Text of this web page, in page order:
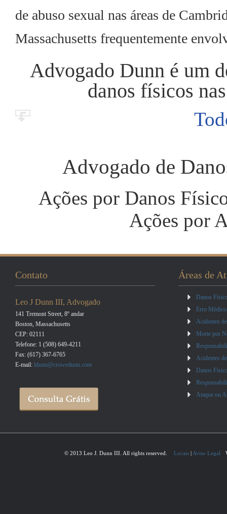
de abuso sexual nas áreas de
Massachusetts frequentemente
Advogado Dunn é um
danos físicos
Advogado de
Ações por Danos
Ações por
Contato
Leo J Dunn III, Advogado
141 Tremont Street, 8º andar
Boston, Massachusetts
CEP: 02111
Telefone: 1 (508) 649-4211
Fax: (617) 367-6765
E-mail: ldunn@crowedunn.com
Áreas de
Danos
Erro Médico
Acidentes
Morte por
Acidentes
Danos
Ataque ou
© 2013 Leo J. Dunn III. All rights reserved. Locais| Aviso Legal